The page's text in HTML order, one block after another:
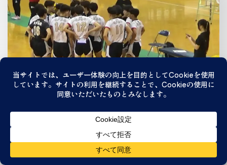
バレーボール部 高校総体試合結果